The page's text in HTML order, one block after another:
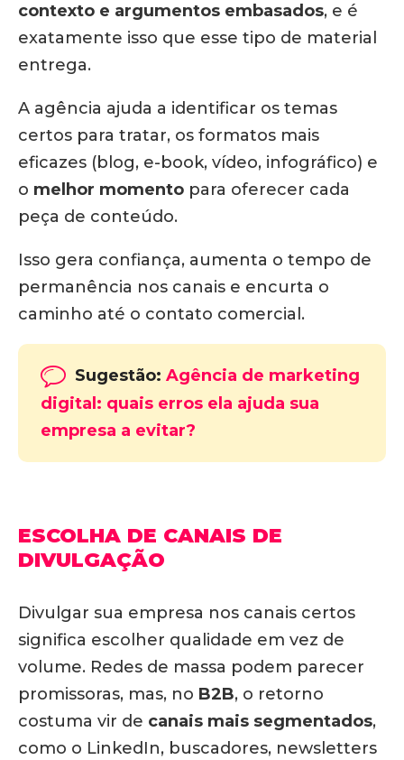
contexto e argumentos embasados, e é
exatamente isso que esse tipo de material
entrega.
A agência ajuda a identificar os temas
certos para tratar, os formatos mais
eficazes (blog, e-book, vídeo, infográfico) e
o melhor momento para oferecer cada
peça de conteúdo.
Isso gera confiança, aumenta o tempo de
permanência nos canais e encurta o
caminho até o contato comercial.
Sugestão: Agência de marketing
digital: quais erros ela ajuda sua
empresa a evitar?
ESCOLHA DE CANAIS DE
DIVULGAÇÃO
Divulgar sua empresa nos canais certos
significa escolher qualidade em vez de
volume. Redes de massa podem parecer
promissoras, mas, no B2B, o retorno
costuma vir de canais mais segmentados,
como o LinkedIn, buscadores, newsletters